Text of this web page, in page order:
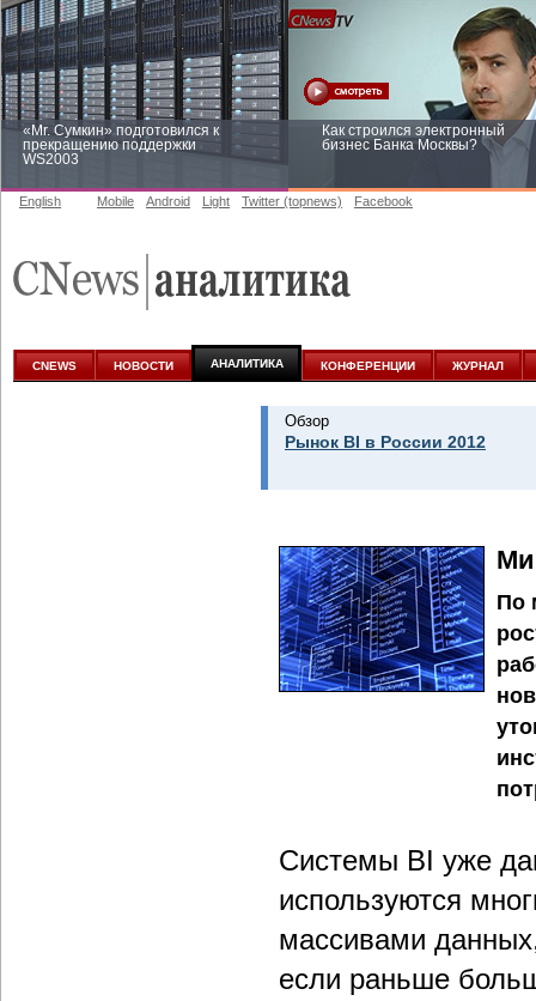
«Mr. Сумкин» подготовился к
прекращению поддержки
WS2003
Как строился электронный
бизнес Банка Москвы?
аналитике
English Mobile Android Light Twitter (topnews) Facebook
CNEWS НОВОСТИ АНАЛИТИКА КОНФЕРЕНЦИИ ЖУРНАЛ
Обзор
Рынок BI в России 2012
По
Системы BI уже
используются
массивами
если раньше